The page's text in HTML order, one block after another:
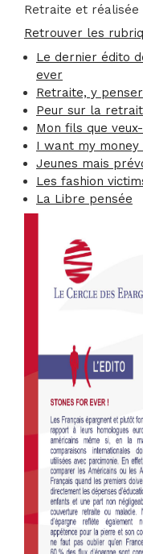
Retraite et réalisée
Retrouver les
Le dernier édito
ever
Retraite, y
Peur sur la
Mon fils que
I want my money
Jeunes mais
Les fashion
La Libre pensée